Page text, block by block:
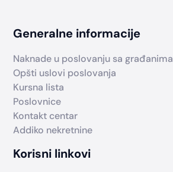
Generalne informacije
Naknade u poslovanju sa građanima
Opšti uslovi poslovanja
Kursna lista
Poslovnice
Kontakt centar
Addiko nekretnine
Korisni linkovi